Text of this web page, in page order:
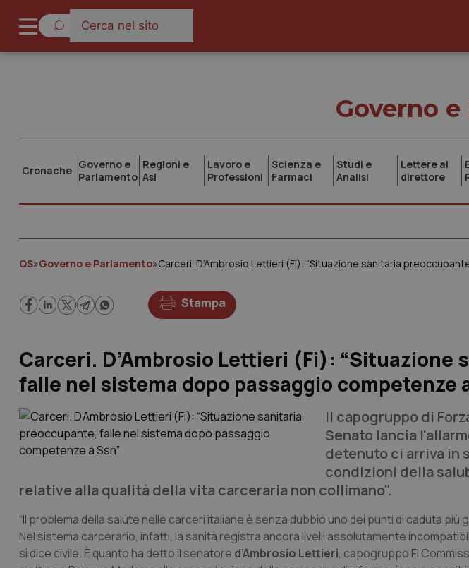
Governo
Cronache Governo e
Parlamento
Regioni e
Asl
Lavoro e
Professioni
Scienza e
Farmaci
Studi e
Analisi
Lettere al
direttore
QS»Governo e Parlamento»
Stampa
Carceri. D’Ambrosio Lettieri (Fi): “Situazione
falle nel sistema dopo passaggio competenze
Il capogruppo di
Senato lancia
detenuto ci arriva in
condizioni della
relative alla qualità della vita carceraria non collimano".
“Il problema della salute nelle carceri italiane è senza dubbio uno dei punti di caduta più
Nel sistema carcerario, infatti, la sanità registra ancora livelli assolutamente
si dice civile. È quanto ha detto il senatore d’Ambrosio Lettieri, capogruppo FI